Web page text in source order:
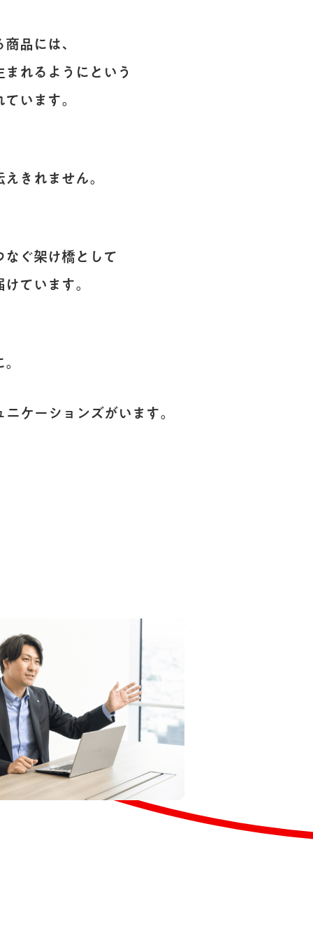
品には、
れるようにという
います。
きれません。
なぐ架け橋として
ています。
ケーションズがいます。